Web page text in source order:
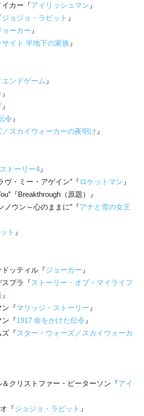
カー『アイリッシュマン 』
ジョジョ・ラビット 』
ョーカー 』
サイト 半地下の家族 』
ンドゲーム 』
』
』
令 』
スカイウォーカーの夜明け 』
トーリー4 』
ヴ・ミー・アゲイン”『ロケットマン 』
『Breakthrough（原題）』
ノウン～心のままに”『アナと雪の女王
ト 』
ッティル『ジョーカー 』
プラ『ストーリー・オブ・マイライフ
』
ン『マリッジ・ストーリー 』
ン『1917 命をかけた伝令 』
ズ『スター・ウォーズ／スカイウォーカ
クリストファー・ピーターソン『アイ
『ジョジョ・ラビット 』